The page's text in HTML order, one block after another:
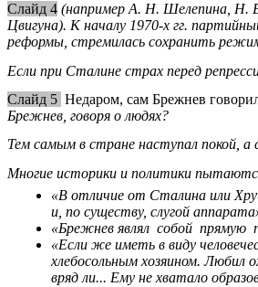
Слайд 4 (например А. Н. Шелепина, Н.
Цвигуна). К началу 1970-х гг.
реформы, стремилась сохранить
Если при Сталине страх перед
Слайд 5 Недаром, сам Брежнев
Брежнев, говоря о людях?
Тем самым в стране наступал покой, а
Многие историки и политики
«В отличие от Сталина или
и, по существу, слугой
«Брежнев являл собой прямую
«Если же иметь в виду
хлебосольным хозяином.
вряд ли... Ему не хватало